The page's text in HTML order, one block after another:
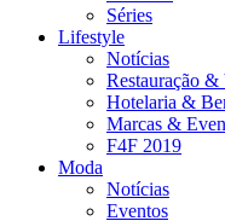
Séries
Lifestyle
Notícias
Restauração &
Hotelaria &
Marcas &
F4F 2019
Moda
Notícias
Eventos